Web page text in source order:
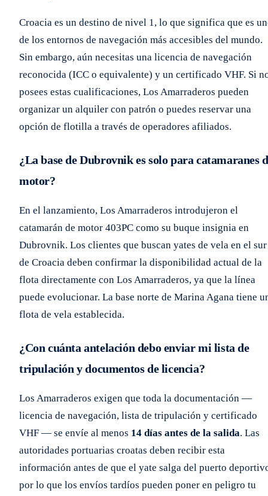
Croacia es un destino de nivel 1, lo que significa que es
de los entornos de navegación más accesibles del mundo.
Sin embargo, aún necesitas una licencia de navegación
reconocida (ICC o equivalente) y un certificado VHF. Si
posees estas cualificaciones, Los Amarraderos pueden
organizar un alquiler con patrón o puedes reservar una
opción de flotilla a través de operadores afiliados.
¿La base de Dubrovnik es solo para catamaranes
motor?
En el lanzamiento, Los Amarraderos introdujeron el
catamarán de motor 403PC como su buque insignia en
Dubrovnik. Los clientes que buscan yates de vela en el sur
de Croacia deben confirmar la disponibilidad actual de la
flota directamente con Los Amarraderos, ya que la línea
puede evolucionar. La base norte de Marina Agana tiene
flota de vela establecida.
¿Con cuánta antelación debo enviar mi lista de
tripulación y documentos de licencia?
Los Amarraderos exigen que toda la documentación —
licencia de navegación, lista de tripulación y certificado
VHF — se envíe al menos 14 días antes de la salida. Las
autoridades portuarias croatas deben recibir esta
información antes de que el yate salga del puerto
por lo que los envíos tardíos pueden poner en peligro tu